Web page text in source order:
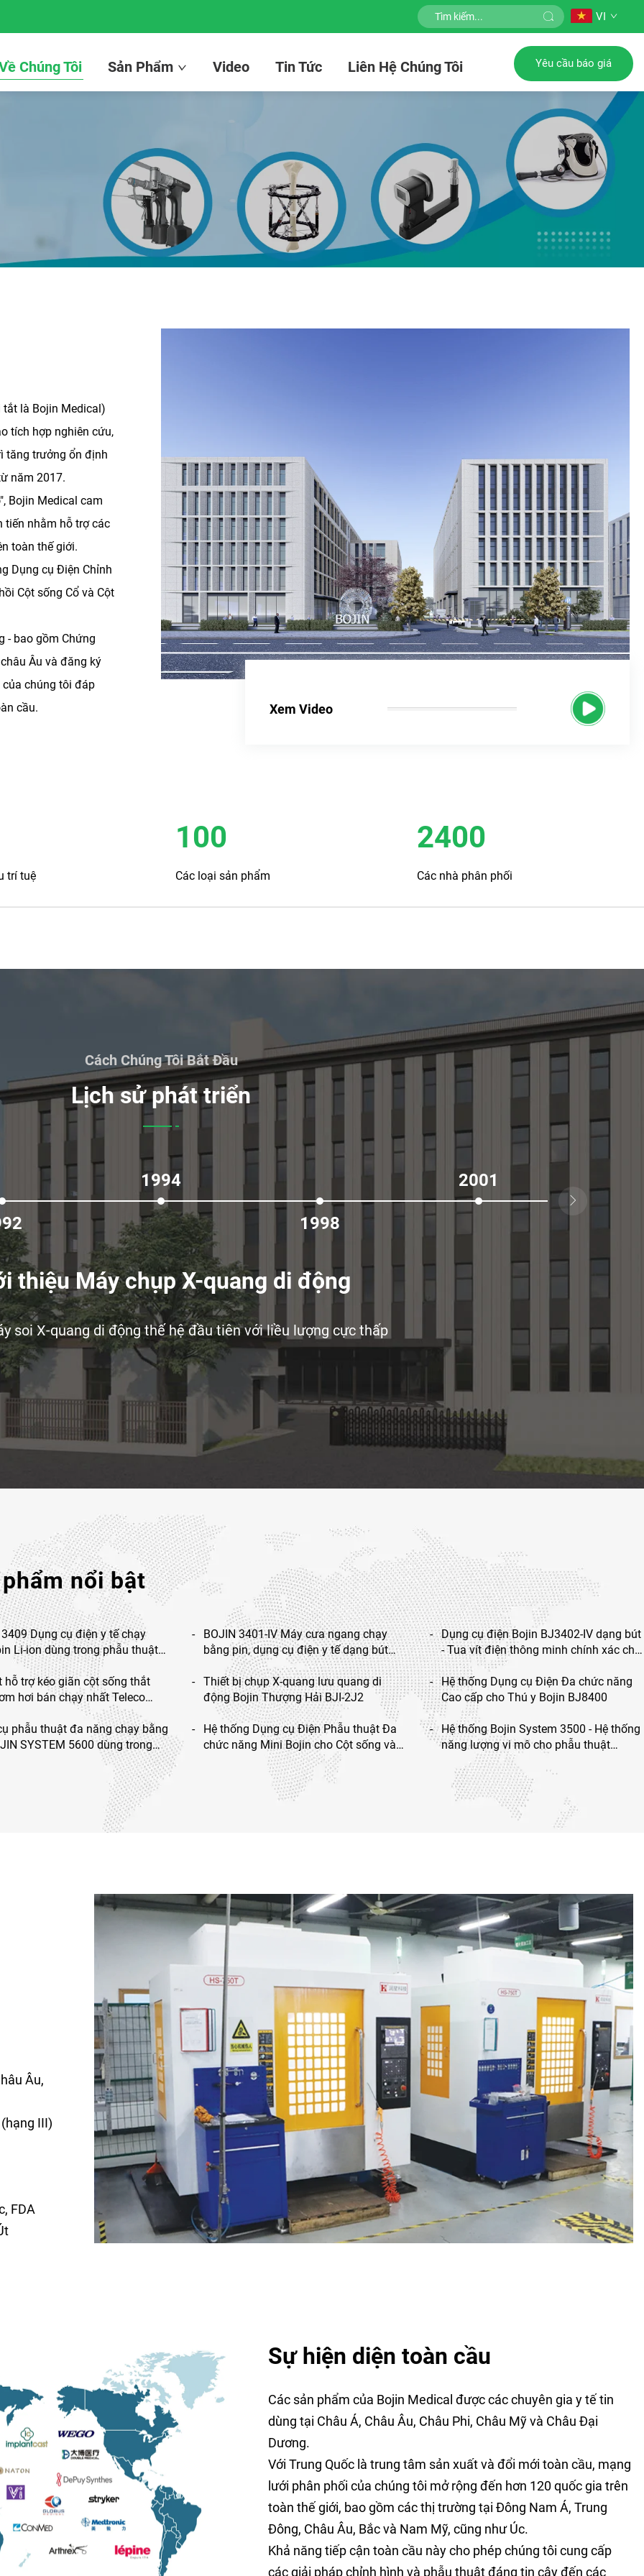
VI
Chúng Tôi Sản Phẩm Video Tin Tức Liên Hệ Chúng Tôi Yêu cầu báo giá
tắt là Bojin Medical)
tích hợp nghiên cứu,
tăng trưởng ổn định
năm 2017.
Bojin Medical cam
tiến nhằm hỗ trợ các
toàn thế giới.
Dụng cụ Điện Chỉnh
Cột sống Cổ và Cột
- bao gồm Chứng
Âu và đăng ký
của chúng tôi đáp
cầu.
sản phẩm y tế tiên
sắc trong việc xây
cứu khoa học và kỹ
điện tử, công nghệ
ngũ R&D của chúng
mẽ đối với đổi mới
với các giáo sư từ
nghệ thiết bị y tế
ngũ bán hàng trẻ
một đội quản lý
đảm bảo Bojin
trước những nhu
Xem Video
trí tuệ
100
Các loại sản phẩm
2400
Các nhà phân phối
Cách Chúng Tôi Bắt Đầu
Lịch sử phát triển
1994
1998
2001

thiệu Máy chụp X-quang di động
soi X-quang di động thế hệ đầu tiên với liều lượng cực thấp
nổi bật
3409 Dụng cụ điện y tế chạy
Li-ion dùng trong phẫu thuật
tay, chân, thần kinh và xương
BOJIN 3401-IV Máy cưa ngang chạy
bằng pin, dụng cụ điện y tế dạng bút
khoan dùng trong phẫu thuật hàm mặt,
tay chân và xương nhỏ
Dụng cụ điện Bojin BJ3402-IV dạng bút
- Tua vít điện thông minh chính xác cho
phẫu thuật hàm mặt
hỗ trợ kéo giãn cột sống thắt
hơi bán chạy nhất Teleco
Thiết bị chụp X-quang lưu quang di
động Bojin Thượng Hải BJI-2J2
Hệ thống Dụng cụ Điện Đa chức năng
Cao cấp cho Thú y Bojin BJ8400
phẫu thuật đa năng chạy bằng
SYSTEM 5600 dùng trong
Hệ thống Dụng cụ Điện Phẫu thuật Đa
chức năng Mini Bojin cho Cột sống và
Thần kinh 3600
Hệ thống Bojin System 3500 - Hệ thống
năng lượng vi mô cho phẫu thuật
xương nhỏ ở bàn chân & mắt cá
Âu,
III)
FDA
Sự hiện diện toàn cầu
Các sản phẩm của Bojin Medical được các chuyên gia y tế tin
dùng tại Châu Á, Châu Âu, Châu Phi, Châu Mỹ và Châu Đại
Dương.
Với Trung Quốc là trung tâm sản xuất và đổi mới toàn cầu, mạng
lưới phân phối của chúng tôi mở rộng đến hơn 120 quốc gia trên
toàn thế giới, bao gồm các thị trường tại Đông Nam Á, Trung
Đông, Châu Âu, Bắc và Nam Mỹ, cũng như Úc.
Khả năng tiếp cận toàn cầu này cho phép chúng tôi cung cấp
các giải pháp chỉnh hình và phẫu thuật đáng tin cậy đến các